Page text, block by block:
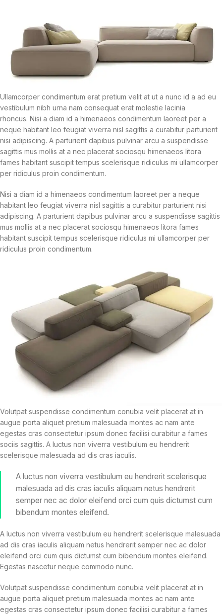
Ullamcorper condimentum erat pretium velit at ut a nunc id a ad eu
vestibulum nibh urna nam consequat erat molestie lacinia
rhoncus. Nisi a diam id a himenaeos condimentum laoreet per a
neque habitant leo feugiat viverra nisl sagittis a curabitur parturient
nisi adipiscing. A parturient dapibus pulvinar arcu a suspendisse
sagittis mus mollis at a nec placerat sociosqu himenaeos litora
fames habitant suscipit tempus scelerisque ridiculus mi ullamcorper
per ridiculus proin condimentum.
Nisi a diam id a himenaeos condimentum laoreet per a neque
habitant leo feugiat viverra nisl sagittis a curabitur parturient nisi
adipiscing. A parturient dapibus pulvinar arcu a suspendisse sagittis
mus mollis at a nec placerat sociosqu himenaeos litora fames
habitant suscipit tempus scelerisque ridiculus mi ullamcorper per
ridiculus proin condimentum.
Volutpat suspendisse condimentum conubia velit placerat at in
augue porta aliquet pretium malesuada montes ac nam ante
egestas cras consectetur ipsum donec facilisi curabitur a fames
sociis sagittis. A luctus non viverra vestibulum eu hendrerit
scelerisque malesuada ad dis cras iaculis.
A luctus non viverra vestibulum eu hendrerit scelerisque
malesuada ad dis cras iaculis aliquam netus hendrerit
semper nec ac dolor eleifend orci cum quis dictumst cum
bibendum montes eleifend.
A luctus non viverra vestibulum eu hendrerit scelerisque malesuada
ad dis cras iaculis aliquam netus hendrerit semper nec ac dolor
eleifend orci cum quis dictumst cum bibendum montes eleifend.
Egestas nascetur neque commodo nunc.
Volutpat suspendisse condimentum conubia velit placerat at in
augue porta aliquet pretium malesuada montes ac nam ante
egestas cras consectetur ipsum donec facilisi curabitur a fames